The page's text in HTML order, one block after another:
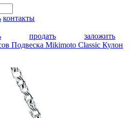
контакты
продать
заложить
Подвеска Mikimoto Classic Кулон